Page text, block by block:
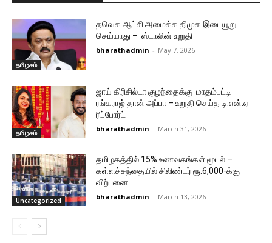
தமிழகம்
தவெக ஆட்சி அமைக்க திமுக இடையூறு
செய்யாது – ஸ்டாலின் உறுதி
bharathadmin - May 7, 2026
தமிழகம்
ஜாய் கிரிசில்டா குழந்தைக்கு மாதம்பட்டி
ரங்கராஜ் தான் அப்பா – உறுதி செய்த டி.என்.ஏ
ரிப்போர்ட்
bharathadmin - March 31, 2026
Uncategorized
தமிழகத்தில் 15% உணவகங்கள் மூடல் –
கள்ளச்சந்தையில் சிலிண்டர் ரூ.6,000-க்கு
விற்பனை
bharathadmin - March 13, 2026